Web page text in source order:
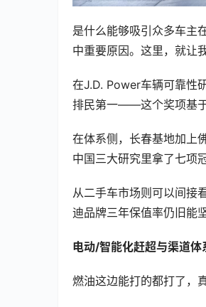
是什么能够吸引众多车主
中重要原因。这里，就让
在J.D. Power车辆可靠性
排民第一——这个奖项基于
在体系侧，长春基地加上
中国三大研究里拿了七项冠
从二手车市场则可以间接
迪品牌三年保值率仍旧能
电动/智能化赶超与渠道体
燃油这边能打的都打了，